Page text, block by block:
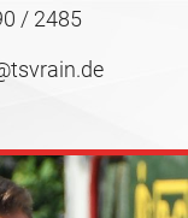
/ 2485